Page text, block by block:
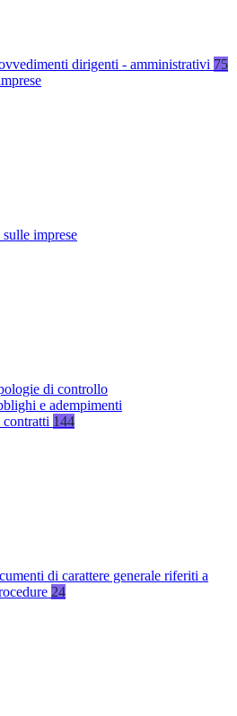
dirigenti - amministrativi 75
imprese
di controllo
e adempimenti
144
di carattere generale riferiti a
24